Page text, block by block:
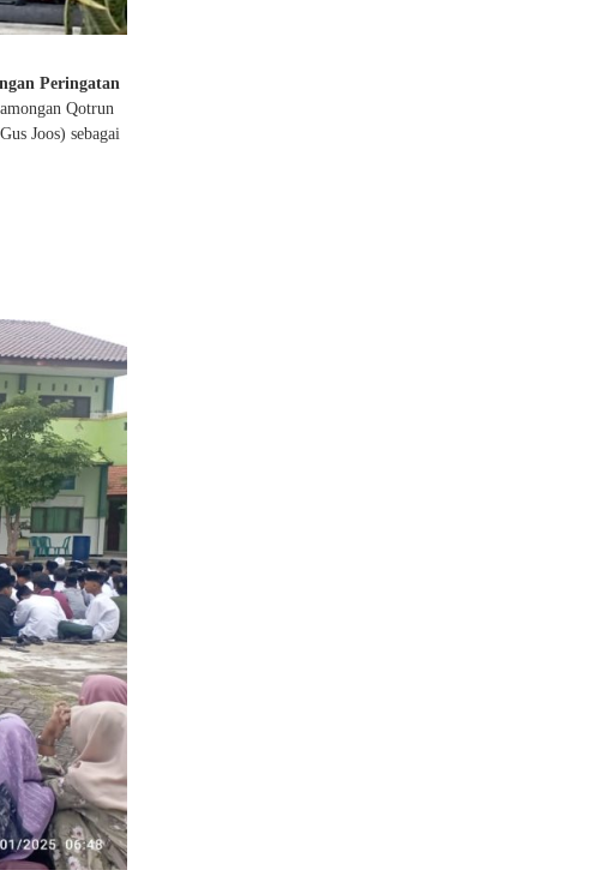
Peringatan
Qotrun
Joos) sebagai